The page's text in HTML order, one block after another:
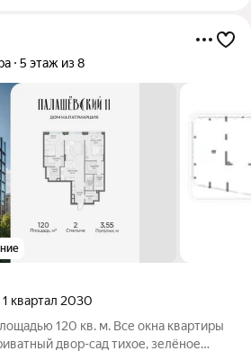
5 этаж из 8
1 квартал 2030
120 кв. м. Все окна квартиры
сад тихое, зелёное